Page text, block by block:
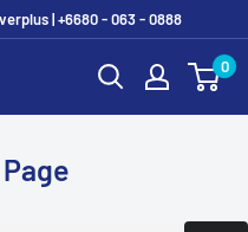
| +6680 - 063 - 0888
0